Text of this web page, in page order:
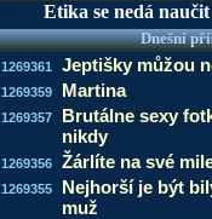
Etika se nedá
Dnešní
1269361 Jeptišky můžou
1269359 Martina
1269357
Brutálne sexy
nikdy
1269356 Žárlíte na své
1269355
Nejhorší je být
muž